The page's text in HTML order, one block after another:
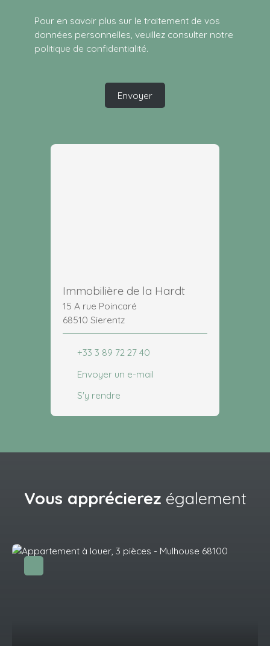
Pour en savoir plus sur le traitement de vos
données personnelles, veuillez consulter notre
politique de confidentialité.
Envoyer
Immobilière de la Hardt
15 A rue Poincaré
68510 Sierentz
+33 3 89 72 27 40
Envoyer un e-mail
S'y rendre
Vous apprécierez également